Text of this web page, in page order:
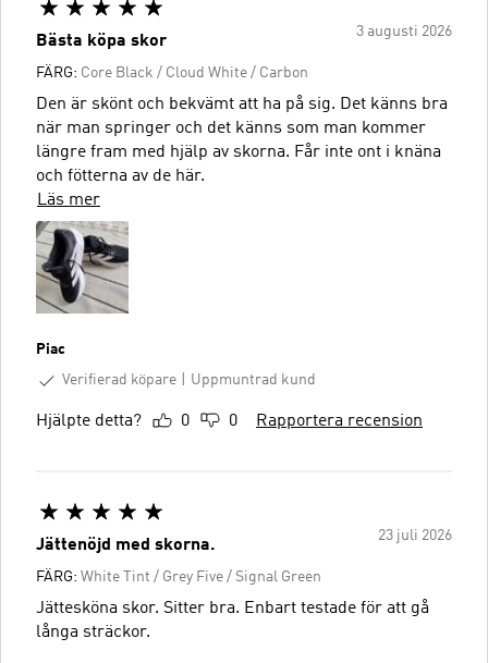
3 augusti 2026
Bästa köpa skor
FÄRG: Core Black / Cloud White / Carbon
Den är skönt och bekvämt att ha på sig. Det känns bra
när man springer och det känns som man kommer
längre fram med hjälp av skorna. Får inte ont i knäna
och fötterna av de här.
Läs mer
Piac
Verifierad köpare
Uppmuntrad kund
Hjälpte detta? 0 0 Rapportera recension
23 juli 2026
Jättenöjd med skorna.
FÄRG: White Tint / Grey Five / Signal Green
Jättesköna skor. Sitter bra. Enbart testade för att gå
långa sträckor.